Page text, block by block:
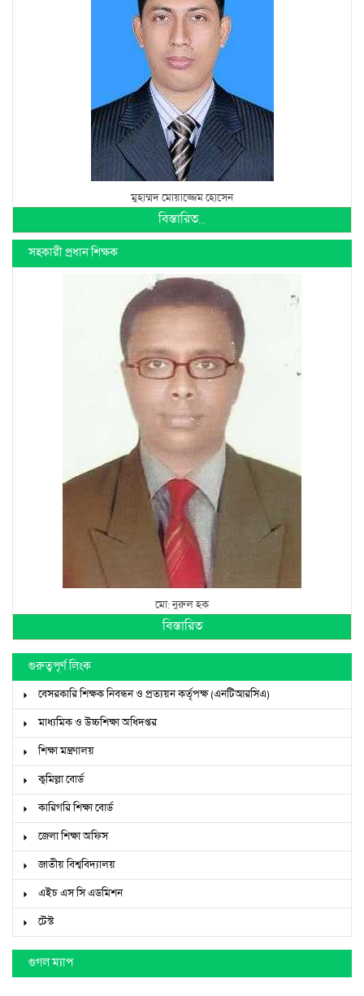
মুহাম্মদ মোয়াজ্জেম হোসেন
বিস্তারিত...
সহকারী প্রধান শিক্ষক
মো: নুরুল হক
বিস্তারিত
গুরুত্বপূর্ণ লিংক
বেসরকারি শিক্ষক নিবন্ধন ও প্রত্যয়ন কর্তৃপক্ষ (এনটিআরসিএ)
মাধ্যমিক ও উচ্চশিক্ষা অধিদপ্তর
শিক্ষা মন্ত্রণালয়
কুমিল্লা বোর্ড
কারিগরি শিক্ষা বোর্ড
জেলা শিক্ষা অফিস
জাতীয় বিশ্ববিদ্যালয়
এইচ এস সি এডমিশন
টেস্ট
গুগল ম্যাপ